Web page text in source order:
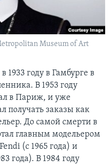
Museum of Art
1933 году в Гамбурге в
В 1953 году
в Париж, и уже
получать заказы как
До самой смерти в
главным модельером
(с 1965 года) и
года). В 1984 году